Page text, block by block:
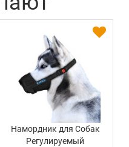
Намордник для Собак
Регулируемый